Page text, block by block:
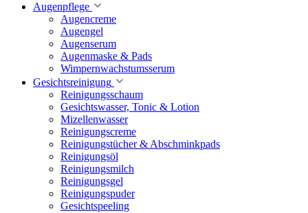
Augenpflege
Augencreme
Augengel
Augenserum
Augenmaske & Pads
Wimpernwachstumsserum
Gesichtsreinigung
Reinigungsschaum
Gesichtswasser, Tonic & Lotion
Mizellenwasser
Reinigungscreme
Reinigungstücher & Abschminkpads
Reinigungsöl
Reinigungsmilch
Reinigungsgel
Reinigungspuder
Gesichtspeeling